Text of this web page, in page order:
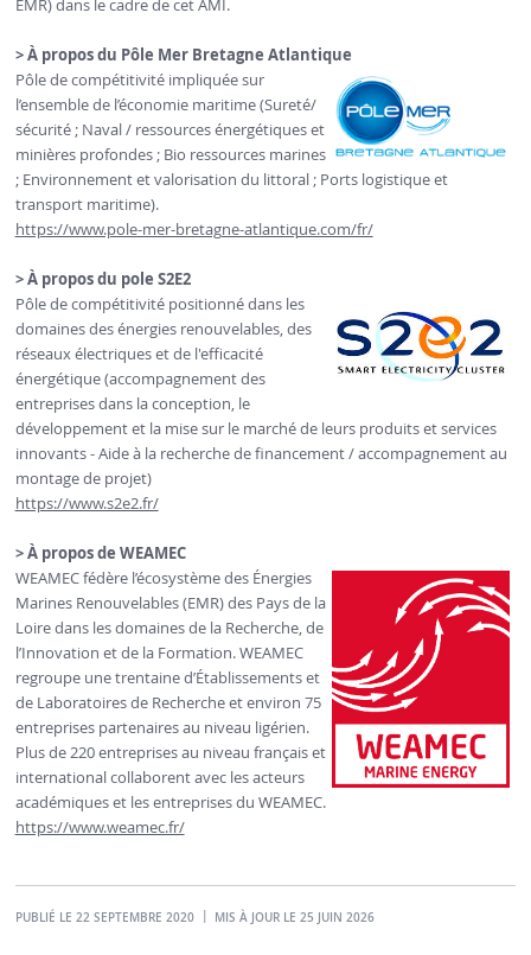
EMR) dans le cadre de cet AMI.
> À propos du Pôle Mer Bretagne Atlantique
Pôle de compétitivité impliquée sur
l’ensemble de l’économie maritime (Sureté/
sécurité ; Naval / ressources énergétiques et
minières profondes ; Bio ressources marines
; Environnement et valorisation du littoral ; Ports logistique et
transport maritime).
https://www.pole-mer-bretagne-atlantique.com/fr/
> À propos du pole S2E2
Pôle de compétitivité positionné dans les
domaines des énergies renouvelables, des
réseaux électriques et de l'efficacité
énergétique (accompagnement des
entreprises dans la conception, le
développement et la mise sur le marché de leurs produits et services
innovants - Aide à la recherche de financement / accompagnement au
montage de projet)
https://www.s2e2.fr/
> À propos de WEAMEC
WEAMEC fédère l’écosystème des Énergies
Marines Renouvelables (EMR) des Pays de la
Loire dans les domaines de la Recherche, de
l’Innovation et de la Formation. WEAMEC
regroupe une trentaine d’Établissements et
de Laboratoires de Recherche et environ 75
entreprises partenaires au niveau ligérien.
Plus de 220 entreprises au niveau français et
international collaborent avec les acteurs
académiques et les entreprises du WEAMEC.
https://www.weamec.fr/
PUBLIÉ LE 22 SEPTEMBRE 2020 MIS À JOUR LE 25 JUIN 2026